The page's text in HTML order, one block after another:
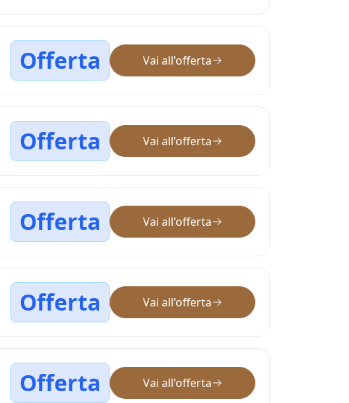
Offerta Vai all'offerta
Offerta Vai all'offerta
Offerta Vai all'offerta
Offerta Vai all'offerta
Offerta Vai all'offerta